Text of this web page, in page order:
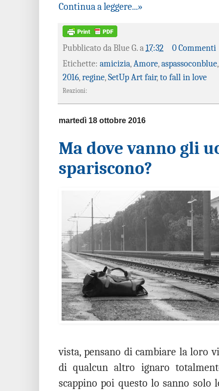
Continua a leggere...»
Pubblicato da Blue G. a 17:32
0 Commenti
Etichette: amicizia, Amore, aspassoconblue
2016, regine, SetUp Art fair, to fall in love
Reazioni:
martedì 18 ottobre 2016
Ma dove vanno gli
spariscono?
vista, pensano di cambiare la loro
di qualcun altro ignaro
scappino poi questo lo sanno